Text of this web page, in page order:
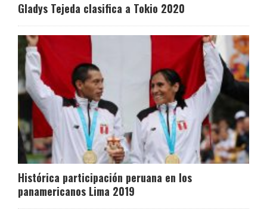
Gladys Tejeda clasifica a Tokio 2020
Histórica participación peruana en los
panamericanos Lima 2019